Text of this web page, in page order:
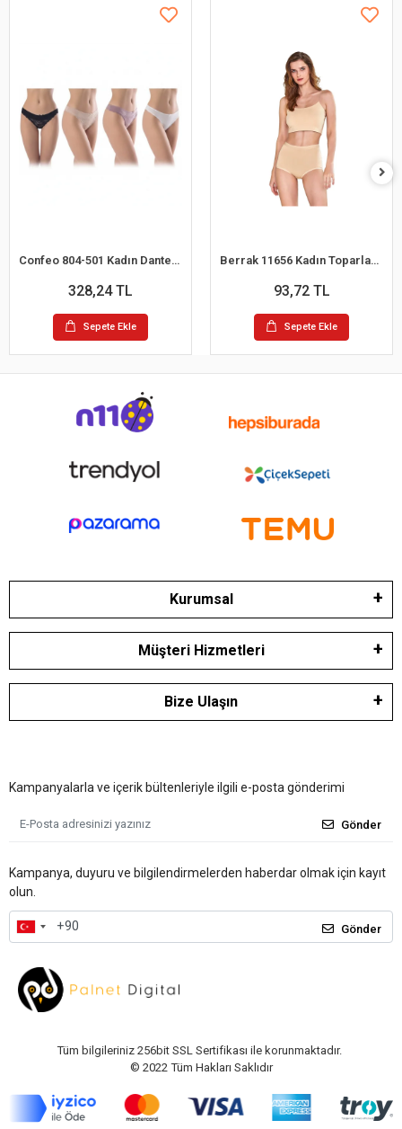
Confeo 804-501 Kadın Dantelli 4 lü Tanga Külot
328,24 TL
Sepete Ekle
Berrak 11656 Kadın Toparlayıcı Bato Külot
93,72 TL
Sepete Ekle
Kurumsal
Müşteri Hizmetleri
Bize Ulaşın
Kampanyalarla ve içerik bültenleriyle ilgili e-posta gönderimi
Gönder
Kampanya, duyuru ve bilgilendirmelerden haberdar olmak için kayıt
olun.
Gönder
Tüm bilgileriniz 256bit SSL Sertifikası ile korunmaktadır.
© 2022 Tüm Hakları Saklıdır